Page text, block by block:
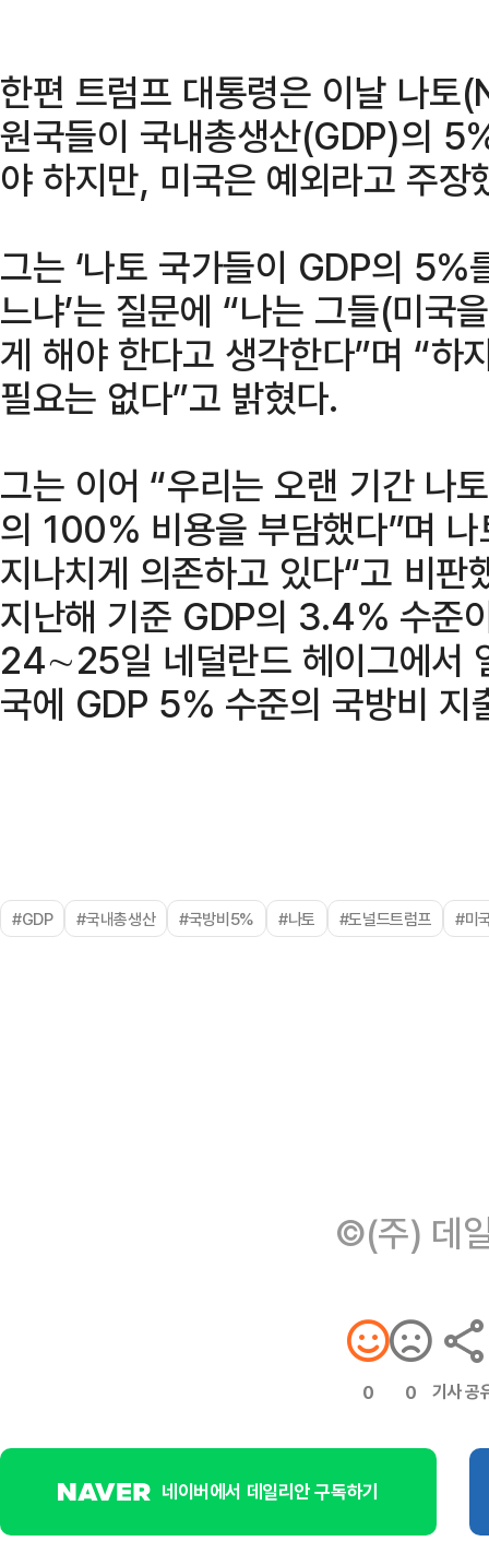
한편 트럼프 대통령은 이날 나토
원국들이 국내총생산(GDP)의
야 하지만, 미국은 예외라고 주장
그는 ‘나토 국가들이 GDP의 5%
느냐’는 질문에 “나는 그들(미국
게 해야 한다고 생각한다”며 “하
필요는 없다”고 밝혔다.
그는 이어 “우리는 오랜 기간 나
의 100% 비용을 부담했다”며
지나치게 의존하고 있다“고 비판
지난해 기준 GDP의 3.4% 수준
24∼25일 네덜란드 헤이그에서
국에 GDP 5% 수준의 국방비 지
#GDP #국내총생산 #국방비5% #나토 #도널드트럼프 #미
©(주) 데
0 0 기사 공
네이버에서 데일리안 구독하기